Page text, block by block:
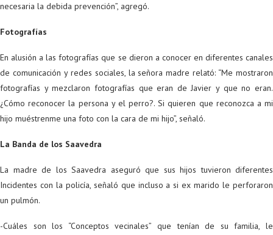
necesaria la debida prevención”, agregó.
Fotografías
En alusión a las fotografías que se dieron a conocer en diferentes canales
de comunicación y redes sociales, la señora madre relató: “Me mostraron
fotografías y mezclaron fotografías que eran de Javier y que no eran.
¿Cómo reconocer la persona y el perro?. Si quieren que reconozca a mi
hijo muéstrenme una foto con la cara de mi hijo”, señaló.
La Banda de los Saavedra
La madre de los Saavedra aseguró que sus hijos tuvieron diferentes
Incidentes con la policía, señaló que incluso a si ex marido le perforaron
un pulmón.
-Cuáles son los “Conceptos vecinales” que tenían de su familia, le